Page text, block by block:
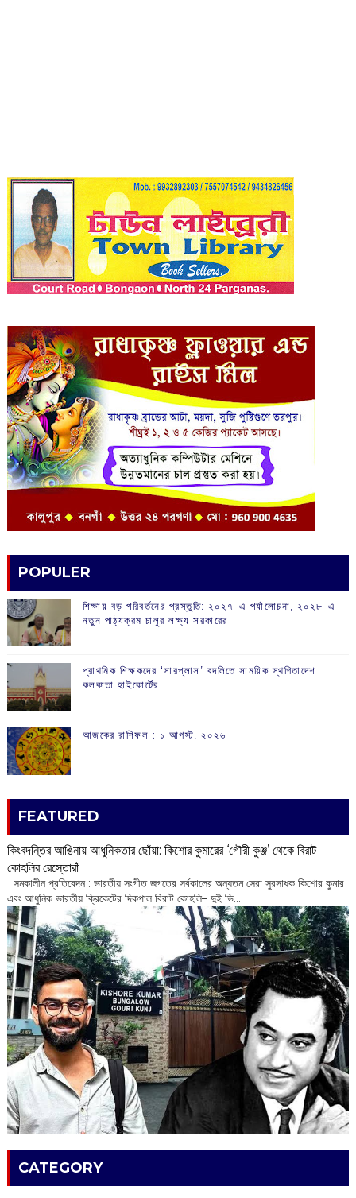
POPULER
শিক্ষায় বড় পরিবর্তনের প্রস্তুতি: ২০২৭-এ পর্যালোচনা, ২০২৮-এ
নতুন পাঠ্যক্রম চালুর লক্ষ্য সরকারের
প্রাথমিক শিক্ষকদের ‘সারপ্লাস’ বদলিতে সাময়িক স্থগিতাদেশ
কলকাতা হাইকোর্টের
আজকের রাশিফল :‌ ‌‌১ আগস্ট, ২০২৬
FEATURED
কিংবদন্তির আঙিনায় আধুনিকতার ছোঁয়া: কিশোর কুমারের ‘গৌরী কুঞ্জ’ থেকে বিরাট
কোহলির রেস্তোরাঁ
‌ সমকালীন প্রতিবেদন : ভারতীয় সংগীত জগতের সর্বকালের অন্যতম সেরা সুরসাধক কিশোর কুমার
এবং আধুনিক ভারতীয় ক্রিকেটের দিকপাল বিরাট কোহলি– ‌দুই ভি...
CATEGORY